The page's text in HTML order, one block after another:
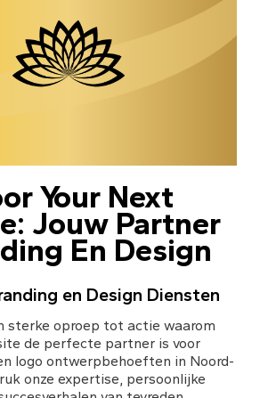
Your Next
Jouw Partner
En Design
en Design Diensten
sterke oproep tot actie waarom
de perfecte partner is voor
logo ontwerpbehoeften in Noord-
onze expertise, persoonlijke